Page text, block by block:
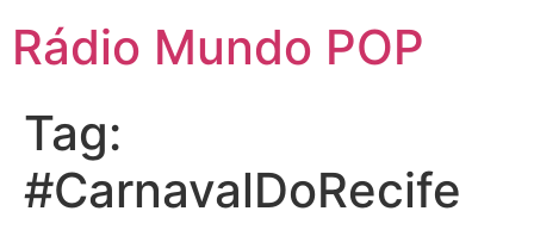
Rádio Mundo POP
Tag:
#CarnavalDoRecife